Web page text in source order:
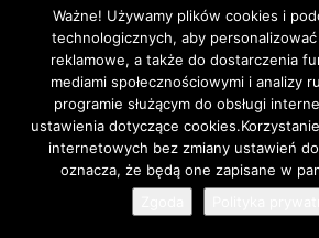
ul. Marcina Bylicy 1/
32-300 Olkusz
tel: 504 178 786
Napisz do nas:
Podążaj za nami
Ważne! Używamy plików cookies i
technologicznych, aby
reklamowe, a także do dostarczenia
mediami społecznościowymi i analizy
programie służącym do obsługi
ustawienia dotyczące
internetowych bez zmiany ustawień
oznacza, że będą one zapisane w